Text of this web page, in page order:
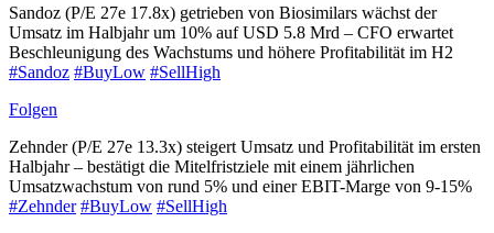
Sandoz (P/E 27e 17.8x) getrieben von Biosimilars wächst der
Umsatz im Halbjahr um 10% auf USD 5.8 Mrd – CFO erwartet
Beschleunigung des Wachstums und höhere Profitabilität im H2
#Sandoz #BuyLow #SellHigh
Folgen
Zehnder (P/E 27e 13.3x) steigert Umsatz und Profitabilität im ersten
Halbjahr – bestätigt die Mitelfristziele mit einem jährlichen
Umsatzwachstum von rund 5% und einer EBIT-Marge von 9-15%
#Zehnder #BuyLow #SellHigh